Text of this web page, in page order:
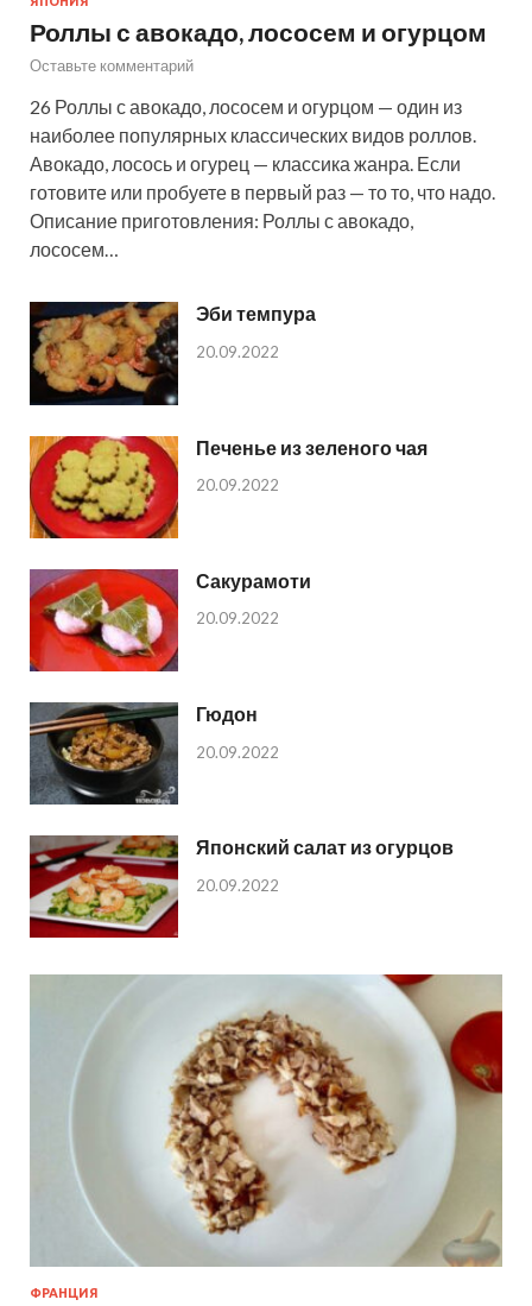
Роллы с авокадо, лососем и огурцом
Оставьте комментарий
26 Роллы с авокадо, лососем и огурцом — один из
наиболее популярных классических видов роллов.
Авокадо, лосось и огурец — классика жанра. Если
готовите или пробуете в первый раз — то то, что надо.
Описание приготовления: Роллы с авокадо,
лососем…
Эби темпура
20.09.2022
Печенье из зеленого чая
20.09.2022
Сакурамоти
20.09.2022
Гюдон
20.09.2022
Японский салат из огурцов
20.09.2022
ФРАНЦИЯ